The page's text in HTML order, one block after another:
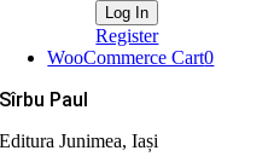
Register
WooCommerce Cart0
Sîrbu Paul
Editura Junimea, Iași